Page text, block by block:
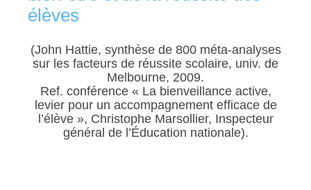
élèves
(John Hattie, synthèse de 800 méta-analyses
sur les facteurs de réussite scolaire, univ. de
Melbourne, 2009.
Ref. conférence « La bienveillance active,
levier pour un accompagnement efficace de
l’élève », Christophe Marsollier, Inspecteur
général de l’Éducation nationale).